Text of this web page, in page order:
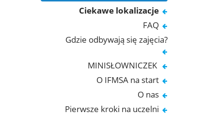
Ciekawe lokalizacje
FAQ
Gdzie odbywają się zajęcia?
MINISŁOWNICZEK
O IFMSA na start
O nas
Pierwsze kroki na uczelni